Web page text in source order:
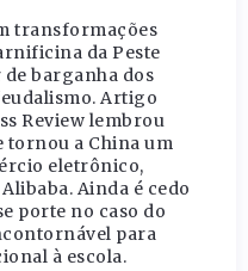
transformações
da Peste
barganha dos
Artigo
Review lembrou
tornou a China um
eletrônico,
Ainda é cedo
porte no caso do
para
à escola.